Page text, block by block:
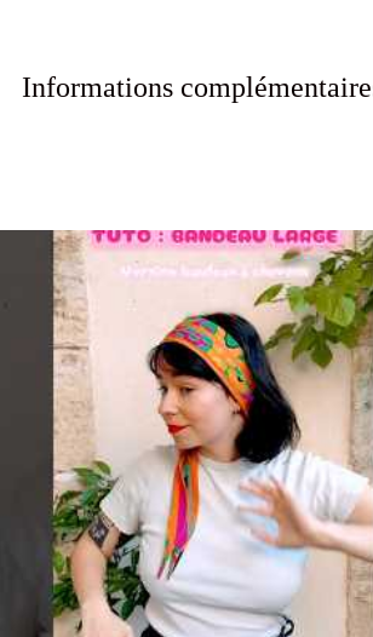
Informations